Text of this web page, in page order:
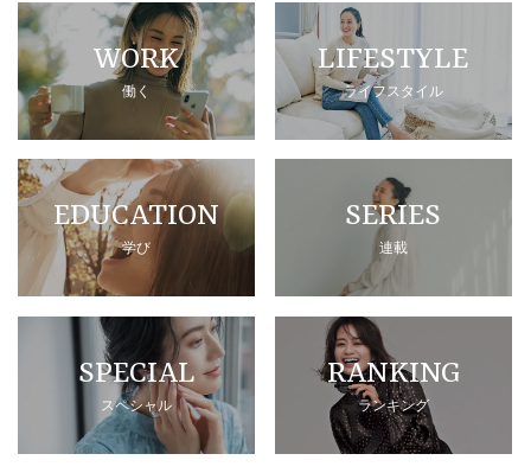
WORK
働く
LIFESTYLE
ライフスタイル
EDUCATION
学び
SERIES
連載
SPECIAL
スペシャル
RANKING
ランキング